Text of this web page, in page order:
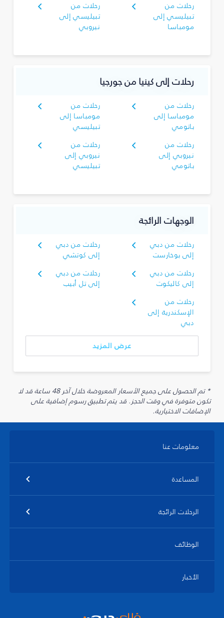
رحلات من
تبيليسي إلى
مومباسا
رحلات من
تبيليسي إلى
نيروبي
رحلات إلى كينيا من جورجيا
رحلات من
مومباسا إلى
باتومي
رحلات من
مومباسا إلى
تبيليسي
رحلات من
نيروبي إلى
باتومي
رحلات من
نيروبي إلى
تبيليسي
الوجهات الرائجة
رحلات من دبي
إلى بوخارست
رحلات من دبي
إلى كوتشي
رحلات من دبي
إلى كاليكوت
رحلات من دبي
إلى تل أبيب
رحلات من
الإسكندرية إلى
دبي
عرض المزيد
* تم الحصول على جميع الأسعار المعروضة خلال آخر 48 ساعة قد لا
تكون متوفرة في وقت الحجز. قد يتم تطبيق رسوم إضافية على
الإضافات الاختيارية.
معلومات عنا
المساعدة
الرحلات الرائجة
الوظائف
الأخبار